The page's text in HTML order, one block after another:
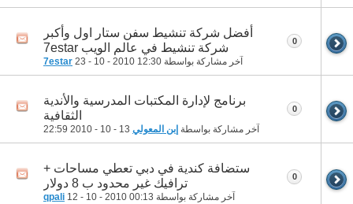
أفضل شركة تنشيط سفن ستار اول وأكبر
شركة تنشيط في عالم الويب 7estar
آخر مشاركة بواسطة 7estar 23 - 10 - 2010 12:30
0
برنامج لإدارة المكتبات المدرسية والأندية
الثقافية
آخر مشاركة بواسطة إبن المعولي 22:59
0
ستضافة كندية في دبي تعطي مساحات +
ترافيك غير محدود ب 8 دولار
آخر مشاركة بواسطة qpali 12 - 10 - 2010 00:13
0